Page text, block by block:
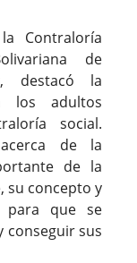
Contraloría
de
destacó la
los adultos
social.
de la
de la
su concepto y
para que se
conseguir sus